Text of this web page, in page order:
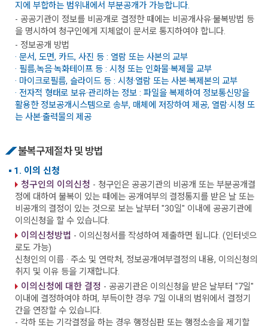
지에 부합하는 범위내에서 부분공개가 가능합니다.
- 공공기관이 정보를 비공개로 결정한 때에는 비공개사유·불복방법 등
을 명시하여 청구인에게 지체없이 문서로 통지하여야 합니다.
- 정보공개 방법
· 문서, 도면, 카드, 사진 등 : 열람 또는 사본의 교부
· 필름,녹음·녹화테이프 등 : 시청 또는 인화물·복제물 교부
· 마이크로필름, 슬라이드 등 : 시청·열람 또는 사본·복제본의 교부
· 전자적 형태로 보유·관리하는 정보 : 파일을 복제하여 정보통신망을
활용한 정보공개시스템으로 송부, 매체에 저장하여 제공, 열람·시청 또
는 사본·출력물의 제공
불복구제절차 및 방법
1. 이의 신청
청구인의 이의신청 - 청구인은 공공기관의 비공개 또는 부분공개결
정에 대하여 불복이 있는 때에는 공개여부의 결정통지를 받은 날 또는
비공개의 결정이 있는 것으로 보는 날부터 "30일" 이내에 공공기관에
이의신청을 할 수 있습니다.
이의신청방법 - 이의신청서를 작성하여 제출하면 됩니다. (인터넷으
로도 가능)
신청인의 이름 · 주소 및 연락처, 정보공개여부결정의 내용, 이의신청의
취지 및 이유 등을 기재합니다.
이의신청에 대한 결정 - 공공기관은 이의신청을 받은 날부터 "7일"
이내에 결정하여야 하며, 부득이한 경우 7일 이내의 범위에서 결정기
간을 연장할 수 있습니다.
- 각하 또는 기각결정을 하는 경우 행정심판 또는 행정소송을 제기할